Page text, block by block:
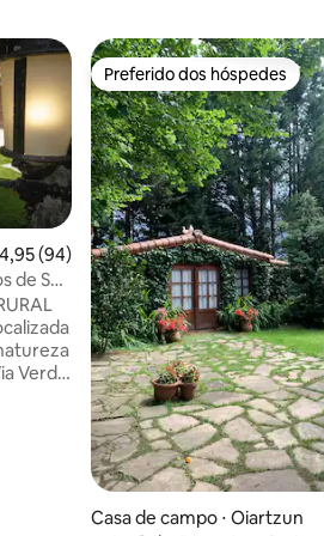
de uma avaliação média de 5, 94
4,95 (94)
de San
Verde
Preferido dos hóspedes
Preferido dos hóspedes
Casa de campo ⋅ Oiartzun